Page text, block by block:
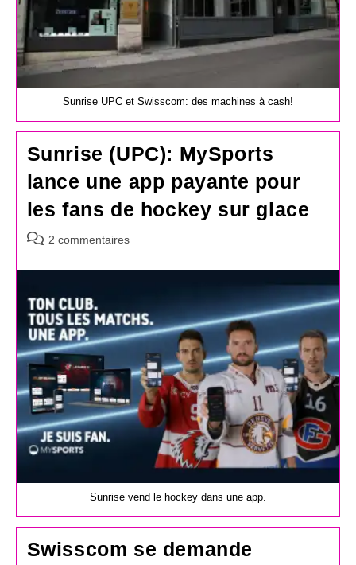
Sunrise UPC et Swisscom: des machines à cash!
Sunrise (UPC): MySports
lance une app payante pour
les fans de hockey sur glace
Commentaires
la
2 commentaires
Sunrise vend le hockey dans une app.
Swisscom se demande